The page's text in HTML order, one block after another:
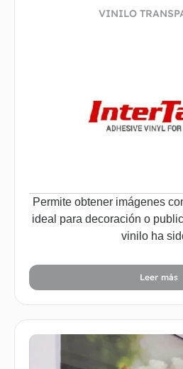
VINILO
Permite obtener imágenes
ideal para decoración o
vinilo ha
Leer más